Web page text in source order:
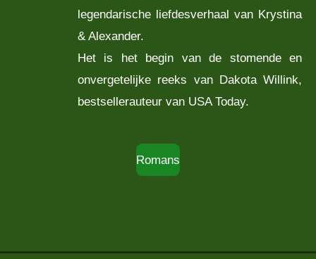
legendarische liefdesverhaal van Krystina
& Alexander.
Het is het begin van de stomende en
onvergetelijke reeks van Dakota Willink,
bestsellerauteur van USA Today.
Romans